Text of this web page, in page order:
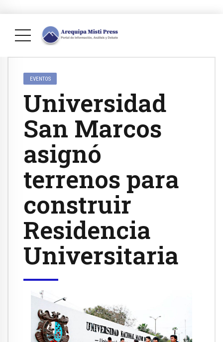
EVENTOS
Universidad
San Marcos
asignó
terrenos para
construir
Residencia
Universitaria